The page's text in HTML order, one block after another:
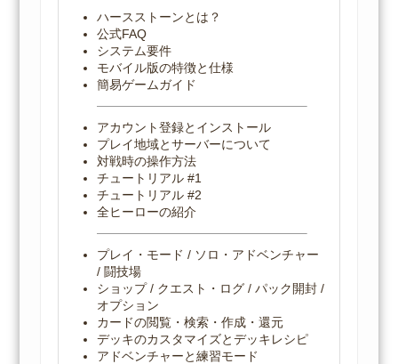
ハースストーンとは？
公式FAQ
システム要件
モバイル版の特徴と仕様
簡易ゲームガイド
アカウント登録とインストール
プレイ地域とサーバーについて
対戦時の操作方法
チュートリアル #1
チュートリアル #2
全ヒーローの紹介
プレイ・モード / ソロ・アドベンチャー
/ 闘技場
ショップ / クエスト・ログ / パック開封 /
オプション
カードの閲覧・検索・作成・還元
デッキのカスタマイズとデッキレシピ
アドベンチャーと練習モード